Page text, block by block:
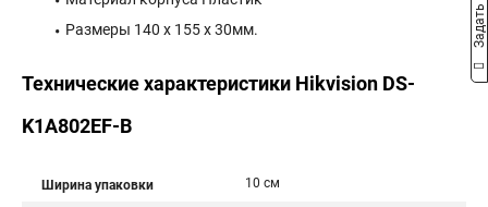
Размеры 140 x 155 x 30мм.
Технические характеристики Hikvision DS-
K1A802EF-B
Ширина упаковки 10 см